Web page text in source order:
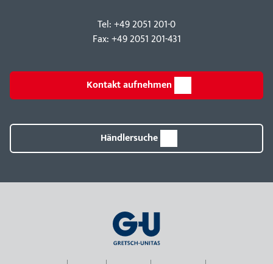
Tel: +49 2051 201-0
Fax: +49 2051 201-431
Kontakt aufnehmen
Händlersuche